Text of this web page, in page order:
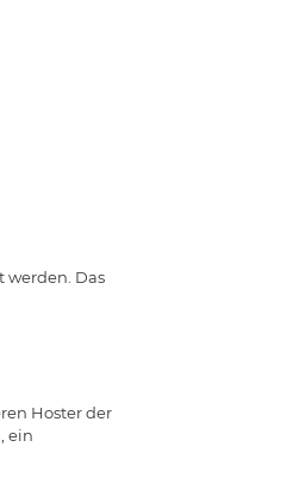
werden. Das
Hoster der
ein